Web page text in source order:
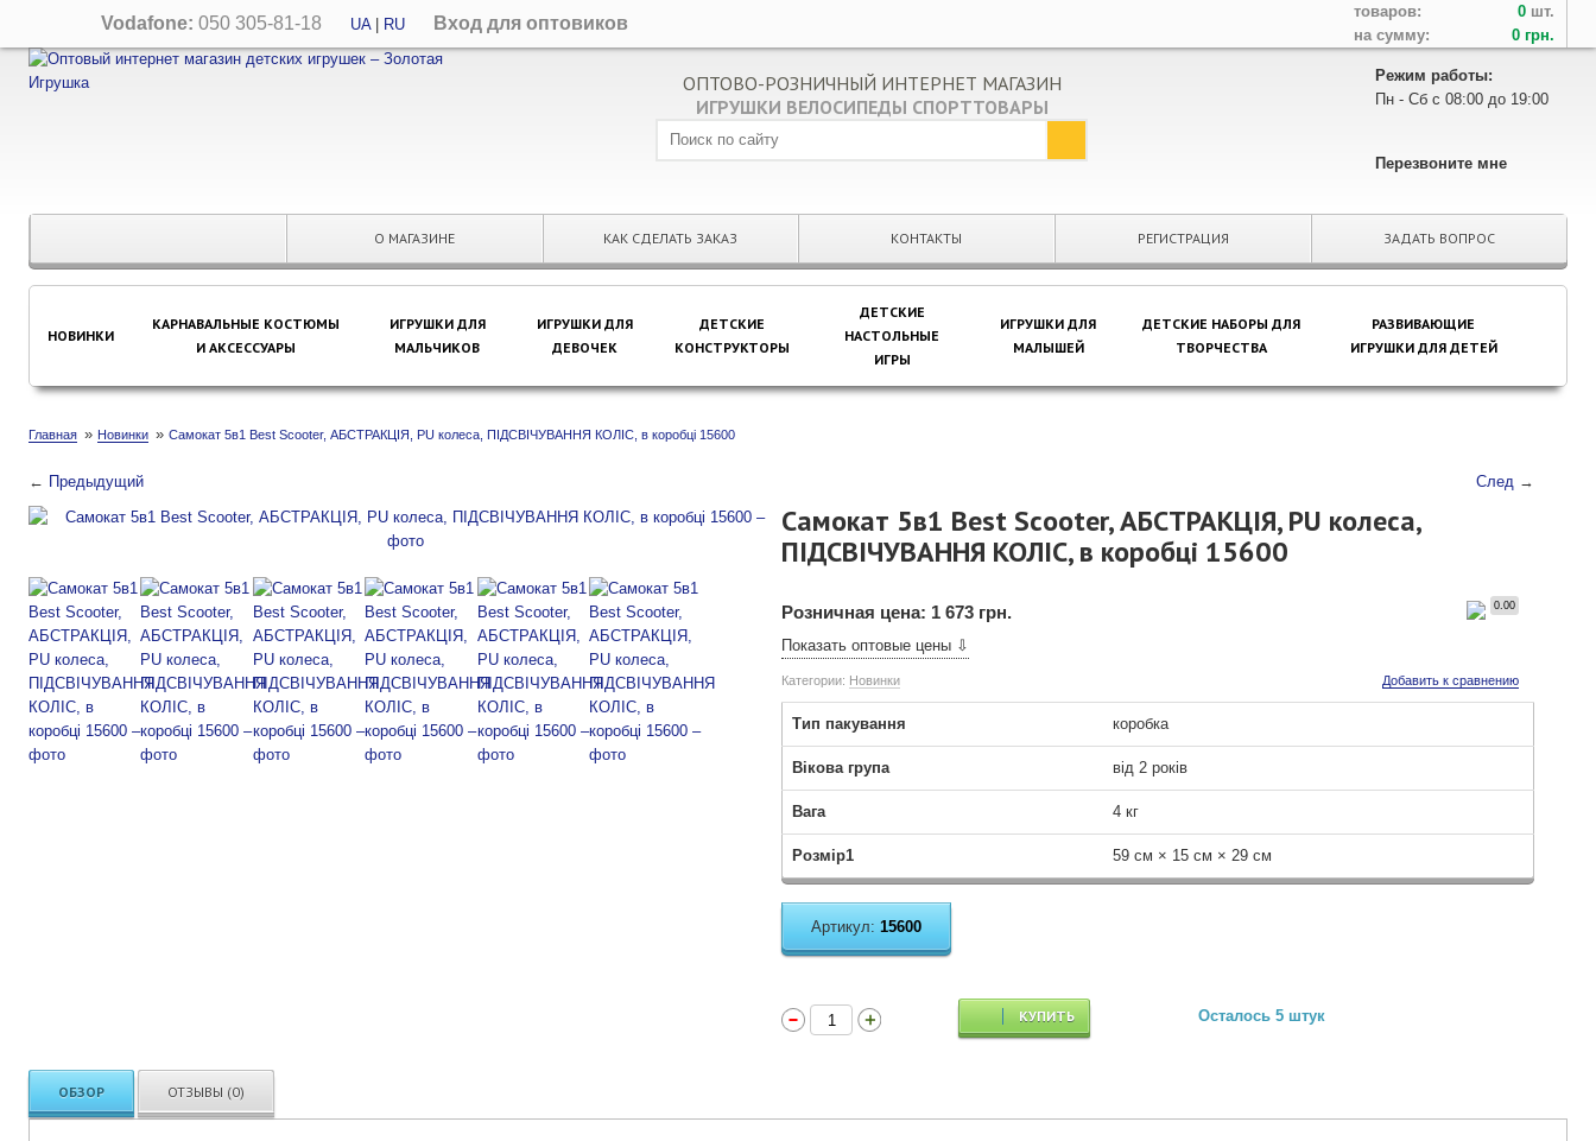
Vodafone: 050 305-81-18 UA| RU Вход для оптовиков
товаров: 0 шт.
на сумму:
0 грн.
ОПТОВО-РОЗНИЧНЫЙ ИНТЕРНЕТ МАГАЗИН
ИГРУШКИ ВЕЛОСИПЕДЫ СПОРТТОВАРЫ
Режим работы:
Пн - Сб с 08:00 до 19:00
Перезвоните мне
О МАГАЗИНЕ КАК СДЕЛАТЬ ЗАКАЗ КОНТАКТЫ РЕГИСТРАЦИЯ ЗАДАТЬ ВОПРОС
НОВИНКИ
КАРНАВАЛЬНЫЕ КОСТЮМЫ
И АКСЕССУАРЫ
ИГРУШКИ ДЛЯ
МАЛЬЧИКОВ
ИГРУШКИ ДЛЯ
ДЕВОЧЕК
ДЕТСКИЕ
КОНСТРУКТОРЫ
ДЕТСКИЕ
НАСТОЛЬНЫЕ
ИГРЫ
ИГРУШКИ ДЛЯ
МАЛЫШЕЙ
ДЕТСКИЕ НАБОРЫ ДЛЯ
ТВОРЧЕСТВА
РАЗВИВАЮЩИЕ
ИГРУШКИ ДЛЯ ДЕТЕЙ
Главная » Новинки » Самокат 5в1 Best Scooter, АБСТРАКЦІЯ, PU колеса, ПІДСВІЧУВАННЯ КОЛІС, в коробці 15600
← Предыдущий След →
Самокат 5в1 Best Scooter, АБСТРАКЦІЯ, PU колеса,
ПІДСВІЧУВАННЯ КОЛІС, в коробці 15600
Розничная цена: 1 673 грн.
Показать оптовые цены ⇩
0.00
Категории: Новинки Добавить к сравнению
Тип пакування коробка
Вікова група від 2 років
Вага 4 кг
Розмір1 59 см × 15 см × 29 см
Артикул:15600
КУПИТЬ Осталось 5 штук
ОБЗОР ОТЗЫВЫ (0)